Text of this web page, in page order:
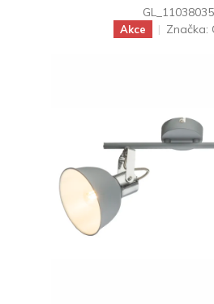
Akce Značka: